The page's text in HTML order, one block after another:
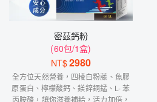
密茲鈣粉
(60包/1盒)
NT$2980
全方位天然營養，四棱白粉藤、魚膠
原蛋白、檸檬酸鈣、鎂鋅銅錳、L- 苯
丙胺酸，讓你滋養補給，活力加倍，